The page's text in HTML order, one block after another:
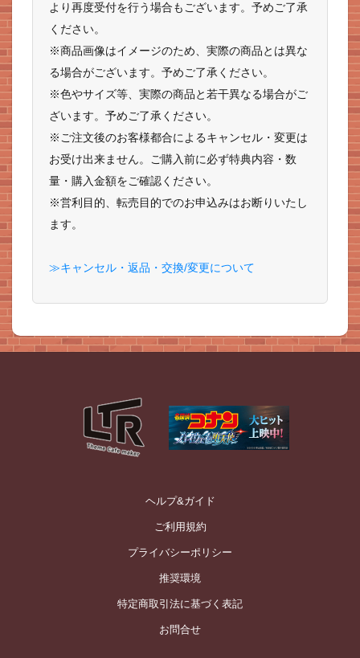
より再度受付を行う場合もございます。予めご了承
ください。
※商品画像はイメージのため、実際の商品とは異な
る場合がございます。予めご了承ください。
※色やサイズ等、実際の商品と若干異なる場合がご
ざいます。予めご了承ください。
※ご注文後のお客様都合によるキャンセル・変更は
お受け出来ません。ご購入前に必ず特典内容・数
量・購入金額をご確認ください。
※営利目的、転売目的でのお申込みはお断りいたし
ます。
≫キャンセル・返品・交換/変更について
ヘルプ&ガイド
ご利用規約
プライバシーポリシー
推奨環境
特定商取引法に基づく表記
お問合せ